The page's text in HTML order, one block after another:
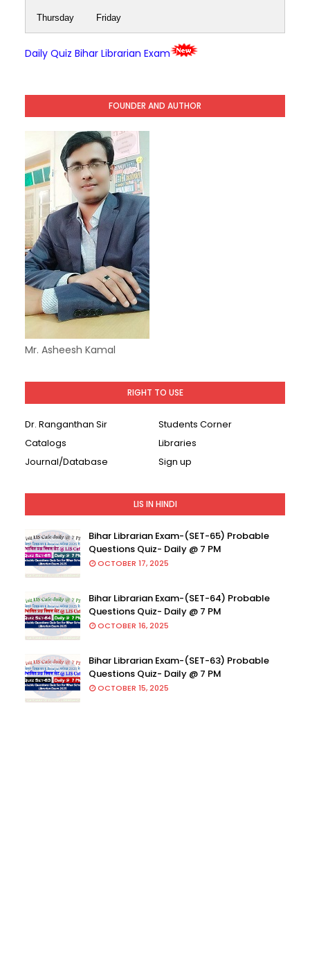
Thursday Friday
Daily Quiz Bihar Librarian Exam
FOUNDER AND AUTHOR
Mr. Asheesh Kamal
RIGHT TO USE
Dr. Ranganthan Sir
Students Corner
Catalogs
Libraries
Journal/Database
Sign up
LIS IN HINDI
Bihar Librarian Exam-(SET-65) Probable
Questions Quiz- Daily @ 7 PM
OCTOBER 17, 2025
Bihar Librarian Exam-(SET-64) Probable
Questions Quiz- Daily @ 7 PM
OCTOBER 16, 2025
Bihar Librarian Exam-(SET-63) Probable
Questions Quiz- Daily @ 7 PM
OCTOBER 15, 2025